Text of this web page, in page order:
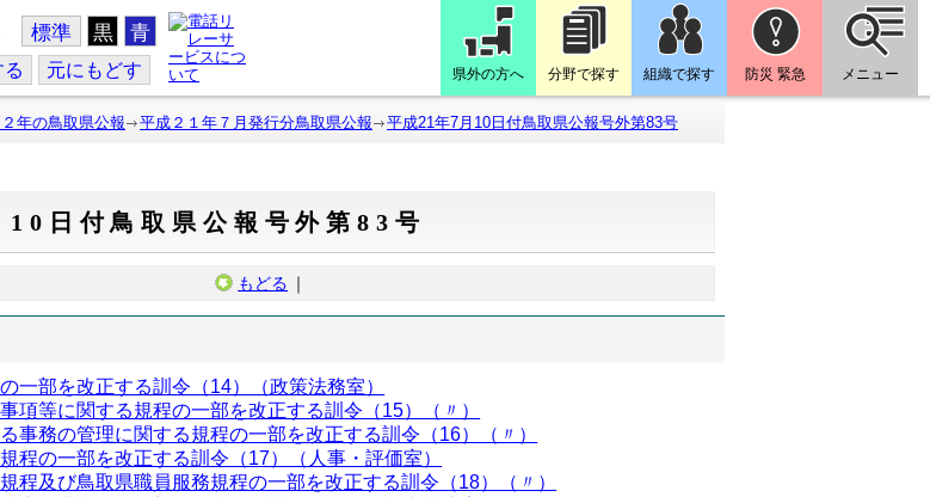
標準 黒 青
る 元にもどす 県外の方へ 分野で探す 組織で探す 防災 緊急 メニュー
年の鳥取県公報 平成２１年７月発行分鳥取県公報 平成21年7月10日付鳥取県公報号外第83号
日付鳥取県公報号外第83号
もどる ｜
一部を改正する訓令（14）（政策法務室）
項等に関する規程の一部を改正する訓令（15）（〃）
事務の管理に関する規程の一部を改正する訓令（16）（〃）
程の一部を改正する訓令（17）（人事・評価室）
程及び鳥取県職員服務規程の一部を改正する訓令（18）（〃）